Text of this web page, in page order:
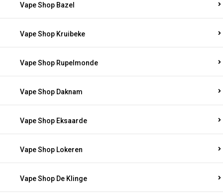
Vape Shop Bazel
Vape Shop Kruibeke
Vape Shop Rupelmonde
Vape Shop Daknam
Vape Shop Eksaarde
Vape Shop Lokeren
Vape Shop De Klinge